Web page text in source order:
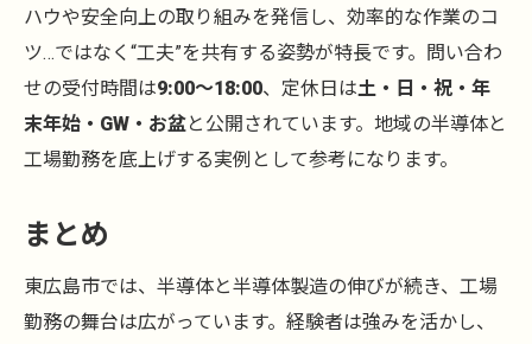
ハウや安全向上の取り組みを発信し、効率的な作業のコ
ツ…ではなく“工夫”を共有する姿勢が特長です。問い合わ
せの受付時間は9:00～18:00、定休日は土・日・祝・年
末年始・GW・お盆と公開されています。地域の半導体と
工場勤務を底上げする実例として参考になります。
まとめ
東広島市では、半導体と半導体製造の伸びが続き、工場
勤務の舞台は広がっています。経験者は強みを活かし、